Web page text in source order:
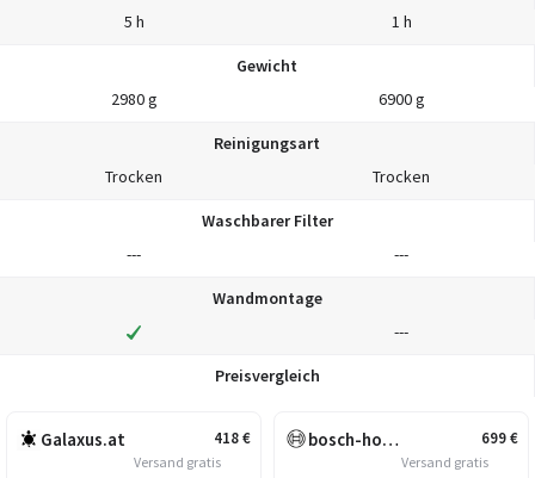
5 h
1 h
Gewicht
2980 g
6900 g
Reinigungsart
Trocken
Trocken
Waschbarer Filter
---
---
Wandmontage
---
Preisvergleich
418€
Galaxus.at
Versand gratis
699€
bosch-home.at
Versand gratis